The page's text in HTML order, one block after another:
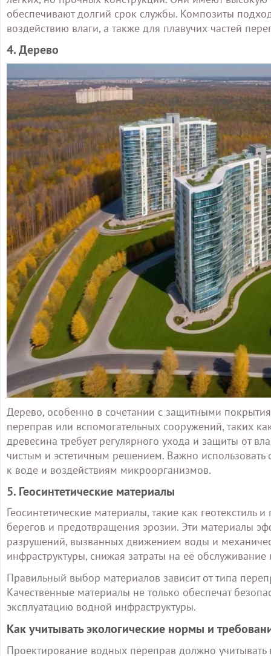
обеспечивают долгий срок службы. Композиты
воздействию влаги, а также для плавучих частей
4. Дерево
Дерево, особенно в сочетании с защитными
переправ или вспомогательных сооружений, таких
древесина требует регулярного ухода и защиты от
чистым и эстетичным решением. Важно
к воде и воздействиям микроорганизмов.
5. Геосинтетические материалы
Геосинтетические материалы, такие как
берегов и предотвращения эрозии. Эти материалы
разрушений, вызванных движением воды и
инфраструктуры, снижая затраты на её
Правильный выбор материалов зависит от типа
Качественные материалы не только обеспечат
эксплуатацию водной инфраструктуры.
Как учитывать экологические нормы и
Проектирование водных переправ должно